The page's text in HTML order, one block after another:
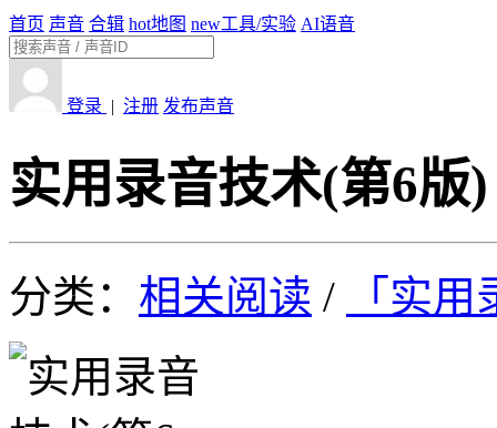
首页 声音 合辑 hot地图 new工具/实验 AI语音
登录 | 注册 发布声音
实用录音技术(第6版)
分类： 相关阅读 / 「实